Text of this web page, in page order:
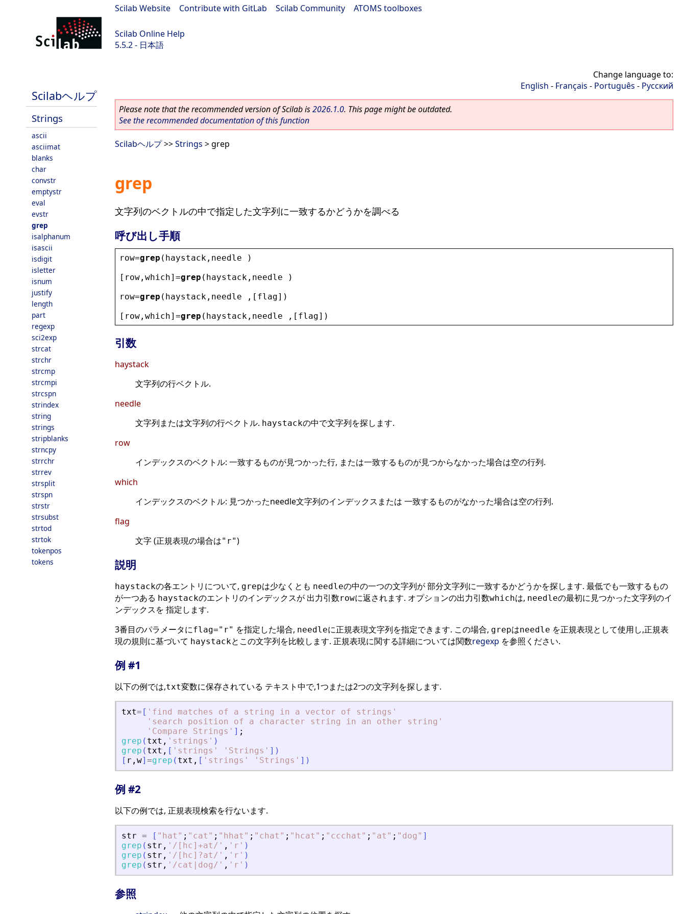
Scilab Website Contribute with GitLab Scilab Community ATOMS toolboxes
Scilab Online Help
5.5.2 - 日本語
Scilabヘルプ
Strings
ascii
asciimat
blanks
char
convstr
emptystr
eval
evstr
grep
isalphanum
isascii
isdigit
isletter
isnum
justify
length
part
regexp
sci2exp
strcat
strchr
strcmp
strcmpi
strcspn
strindex
string
strings
stripblanks
strncpy
strrchr
strrev
strsplit
strspn
strstr
strsubst
strtod
strtok
tokenpos
tokens
Change language to:
English - Français - Português - Русский
Please note that the recommended version of Scilab is2026.1.0. This page might be outdated.
See the recommended documentation of this function
Scilabヘルプ>>Strings > grep
grep
文字列のベクトルの中で指定した文字列に一致するかどうかを調べる
呼び出し手順
row=grep ( haystack , needle )
[ row , which]=grep ( haystack , needle )
row=grep ( haystack , needle ,[ flag])
[ row , which]=grep ( haystack , needle ,[ flag])
引数
haystack
文字列の行ベクトル.
needle
文字列または文字列の行ベクトル. haystackの中で文字列を探します.
row
インデックスのベクトル: 一致するものが見つかった行, または一致するものが見つからなかった場合は空の行列.
which
インデックスのベクトル: 見つかったneedle文字列のインデックスまたは 一致するものがなかった場合は空の行列.
flag
文字 (正規表現の場合は"r")
説明
haystackの各エントリについて, grepは少なくとも needleの中の一つの文字列が 部分文字列に一致するかどうかを探します. 最低でも一致するもの
が一つある haystackのエントリのインデックスが 出力引数rowに返されます. オプションの出力引数whichは, needleの最初に見つかった文字列のイ
ンデックスを 指定します.
3番目のパラメータにflag="r" を指定した場合, needleに正規表現文字列を指定できます. この場合, grepはneedle を正規表現として使用し,正規表
現の規則に基づいて haystackとこの文字列を比較します. 正規表現に関する詳細については関数regexp を参照ください.
例 #1
以下の例では,txt変数に保存されている テキスト中で,1つまたは2つの文字列を探します.
txt= [ ' find matches of a string in a vector of strings '
' search position of a character string in an other string '
' Compare Strings ' ] ;
grep ( txt , ' strings ' )
grep ( txt , [ ' strings ' ' Strings ' ] )
[ r , w] =grep ( txt , [ ' strings ' ' Strings ' ] )
例 #2
以下の例では, 正規表現検索を行ないます.
str = [ " hat " ; " cat " ; " hhat " ; " chat " ; " hcat " ; " ccchat " ; " at " ; " dog " ]
grep ( str , ' /[hc]+at/ ' , ' r ' )
grep ( str , ' /[hc]?at/ ' , ' r ' )
grep ( str , ' /cat|dog/ ' , ' r ' )
参照